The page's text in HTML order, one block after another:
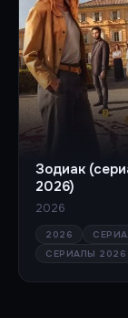
Зодиак
2026)
2026
2026
СЕРИАЛЫ 2026